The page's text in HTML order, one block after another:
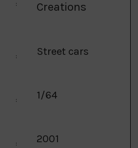
:
Creations
: Street cars
: 1/64
: 2001